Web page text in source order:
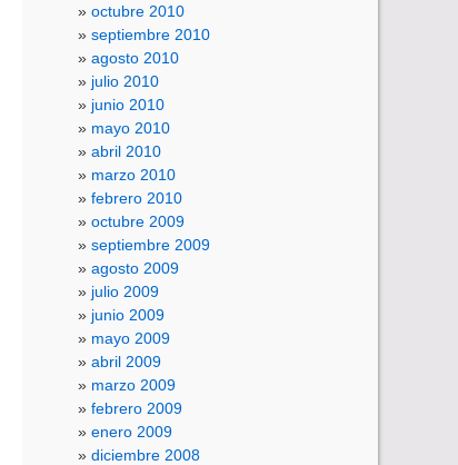
octubre 2010
septiembre 2010
agosto 2010
julio 2010
junio 2010
mayo 2010
abril 2010
marzo 2010
febrero 2010
octubre 2009
septiembre 2009
agosto 2009
julio 2009
junio 2009
mayo 2009
abril 2009
marzo 2009
febrero 2009
enero 2009
diciembre 2008